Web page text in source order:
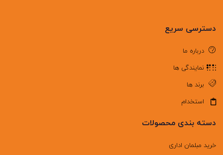
دسترسی سریع
درباره ما
نمایندگی ها
برند ها
استخدام
دسته بندی محصولات
خرید مبلمان اداری